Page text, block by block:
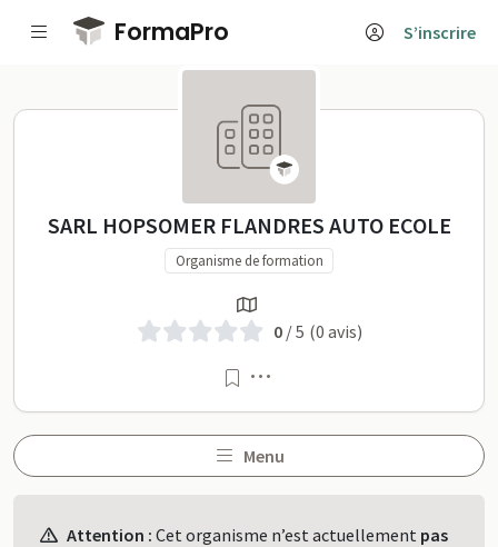
Passer au contenu principal
FormaPro S’inscrire
SARL HOPSOMER FLANDRES
SARL HOPSOMER FLANDRES AUTO ECOLE
Organisme de formation
0/ 5 (0 avis)
Menu
Attention : Cet organisme n’est actuellement pas